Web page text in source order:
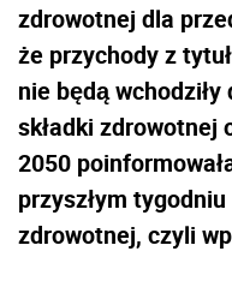
zdrowotnej dla
że przychody z
nie będą
składki zdrowotnej
2050
przyszłym
zdrowotnej, czyli